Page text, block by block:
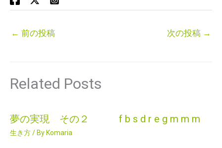
← 前の投稿 次の投稿 →
Related Posts
夢の実現 その２ f b s d r e g m m m
生き方/ ByKomaria